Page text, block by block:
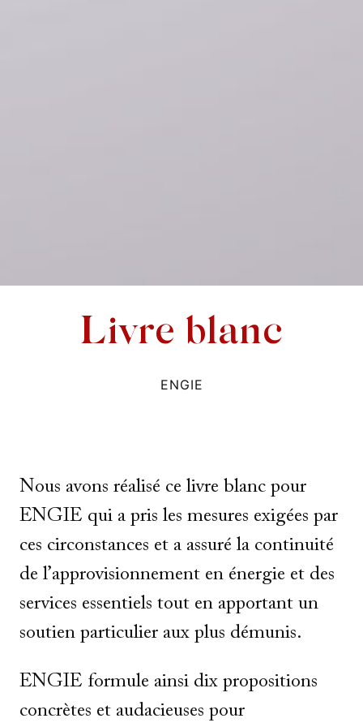
Livre blanc
ENGIE
Nous avons réalisé ce livre blanc pour
ENGIE qui a pris les mesures exigées par
ces circonstances et a assuré la continuité
de l’approvisionnement en énergie et des
services essentiels tout en apportant un
soutien particulier aux plus démunis.
ENGIE formule ainsi dix propositions
concrètes et audacieuses pour